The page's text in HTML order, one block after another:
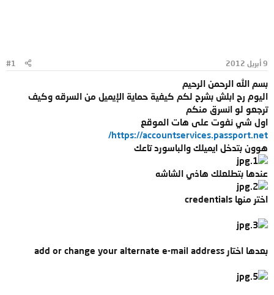
9 أبريل 2012 #1
بسم الله الرحمن الرحيم
اليوم رح ابلش بشرح لكم كيفية حماية الإيميل من السرقه وكيف
ترجعو لو انسرق منكم
اول شي نفوت على هات الموقع
https://accountservices.passport.net/
هوون بتدخل ايميلك والباسورد تاعك
عندها بتطلعلك هاذي الشاشه
اختر منها credentials
بعدها اختار add or change your alternate e-mail address